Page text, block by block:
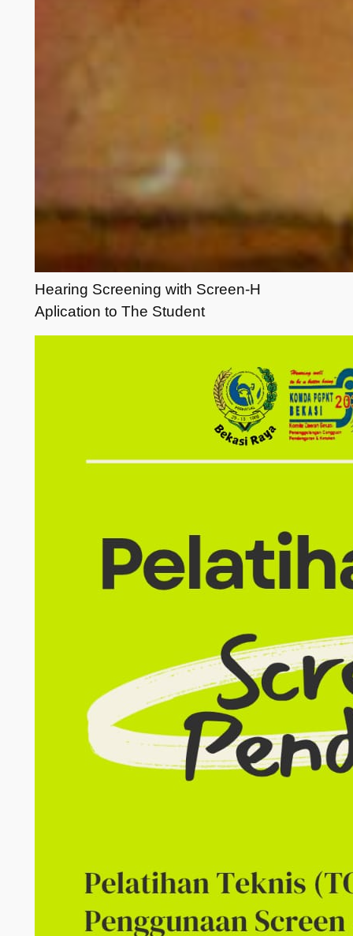
Hearing Screening with Screen-H
Aplication to The Student